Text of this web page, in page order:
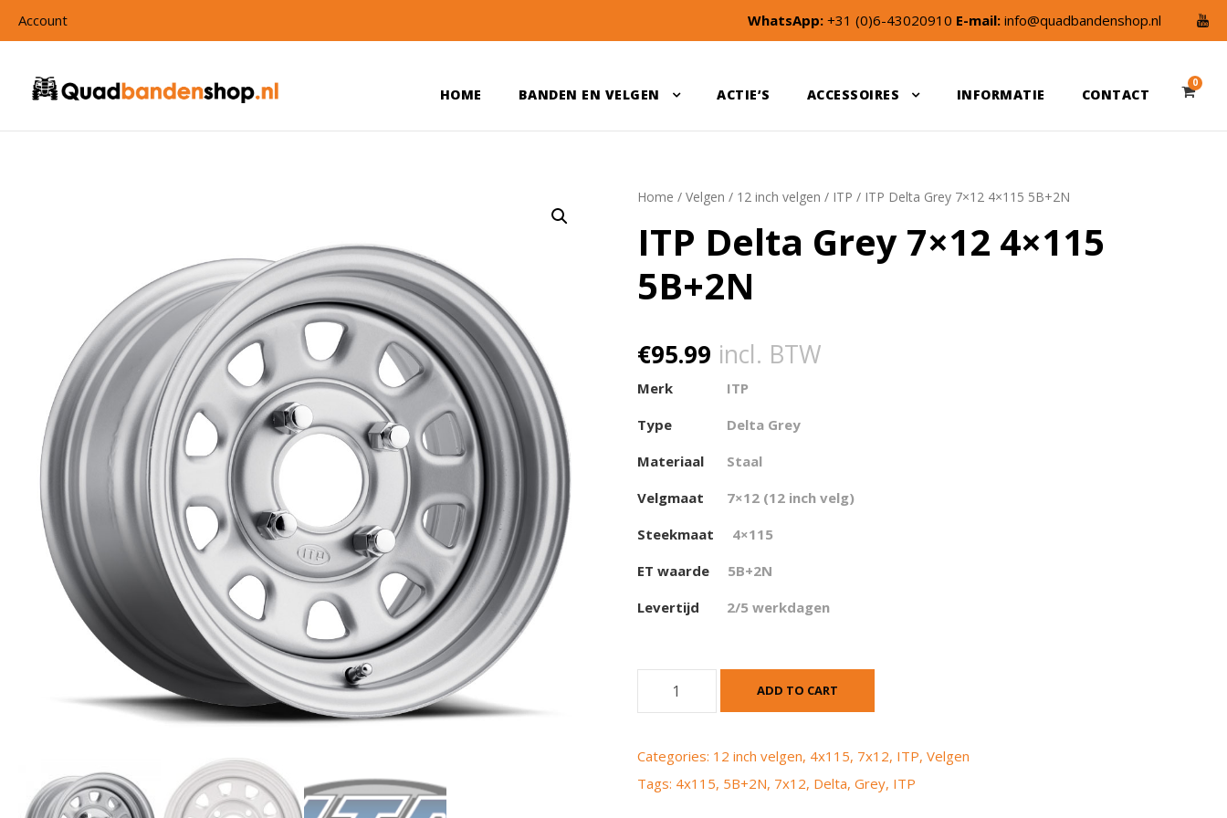
Account WhatsApp: +31 (0)6-43020910 E-mail: info@quadbandenshop.nl
HOME BANDEN EN VELGEN ACTIE’S ACCESSOIRES INFORMATIE CONTACT
0
Home /Velgen / 12 inch velgen / ITP / ITP Delta Grey 7×12 4×115 5B+2N
ITP Delta Grey 7×12 4×115
5B+2N
€95.99 incl. BTW
Merk
ITP
Type
Delta Grey
Materiaal
Staal
Velgmaat
7×12 (12 inch velg)
Steekmaat
4×115
ET waarde
5B+2N
Levertijd
2/5 werkdagen
D
ADD TO CART
Categories: 12 inch velgen, 4x115, 7x12, ITP,Velgen
Tags: 4x115, 5B+2N, 7x12, Delta,Grey, ITP